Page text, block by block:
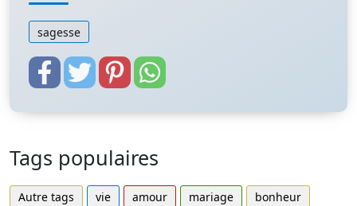
sagesse
Tags populaires
Autre tags vie amour mariage
bonheur